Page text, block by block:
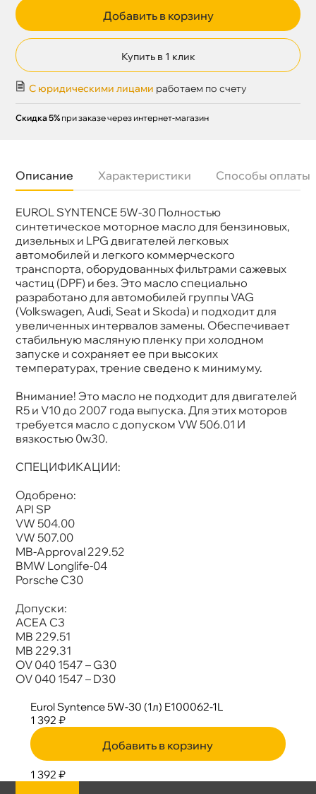
Добавить в корзину
Купить в 1 клик
С юридическими лицами работаем по счету
Скидка 5% при заказе через интернет-магазин
Описание Характеристики Способы оплаты
EUROL SYNTENCE 5W-30 Полностью
синтетическое моторное масло для бензиновых,
дизельных и LPG двигателей легковых
автомобилей и легкого коммерческого
транспорта, оборудованных фильтрами сажевых
частиц (DPF) и без. Это масло специально
разработано для автомобилей группы VAG
(Volkswagen, Audi, Seat и Skoda) и подходит для
увеличенных интервалов замены. Обеспечивает
стабильную масляную пленку при холодном
запуске и сохраняет ее при высоких
температурах, трение сведено к минимуму.
нимание! Это масло не подходит для двигателей
R5 и V10 до 2007 года выпуска. Для этих моторо
требуется масло с допуском VW 506.01 И
язкостью 0w30.
СПЕЦИФИКАЦИИ:
Одобрено:
API SP
VW 504.00
VW 507.00
MB-Approval 229.52
BMW Longlife-04
Porsche C30
Допуски:
ACEA C3
MB 229.51
MB 229.31
OV 040 1547 – G30
OV 040 1547 – D30
язкость
5W-30
Тип масла
Синтетика
Допуски
VW 504.00/507.00 MB-Approval 229.52 BMW
Longlife-04
Спецификации
ACEA C3 API SP
Объем
1л
Артикул
E100062-1L
Применение
Двигатель
Eurol Syntence 5W-30 (1л) E100062-1L
1 392 ₽
Добавить в корзину
1 392 ₽